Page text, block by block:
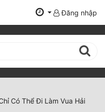
Đăng nhập
Có Thể Đi Làm Vua Hải